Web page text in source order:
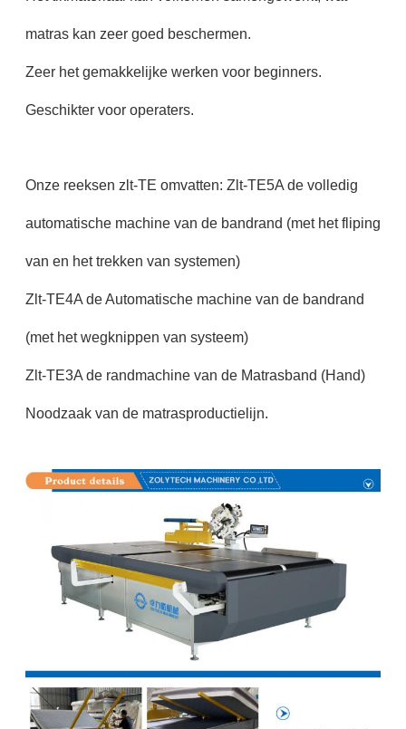
matras kan zeer goed beschermen.
Zeer het gemakkelijke werken voor beginners.
Geschikter voor operaters.
Onze reeksen zlt-TE omvatten: Zlt-TE5A de volledig
automatische machine van de bandrand (met het fliping
van en het trekken van systemen)
Zlt-TE4A de Automatische machine van de bandrand
(met het wegknippen van systeem)
Zlt-TE3A de randmachine van de Matrasband (Hand)
Noodzaak van de matrasproductielijn.